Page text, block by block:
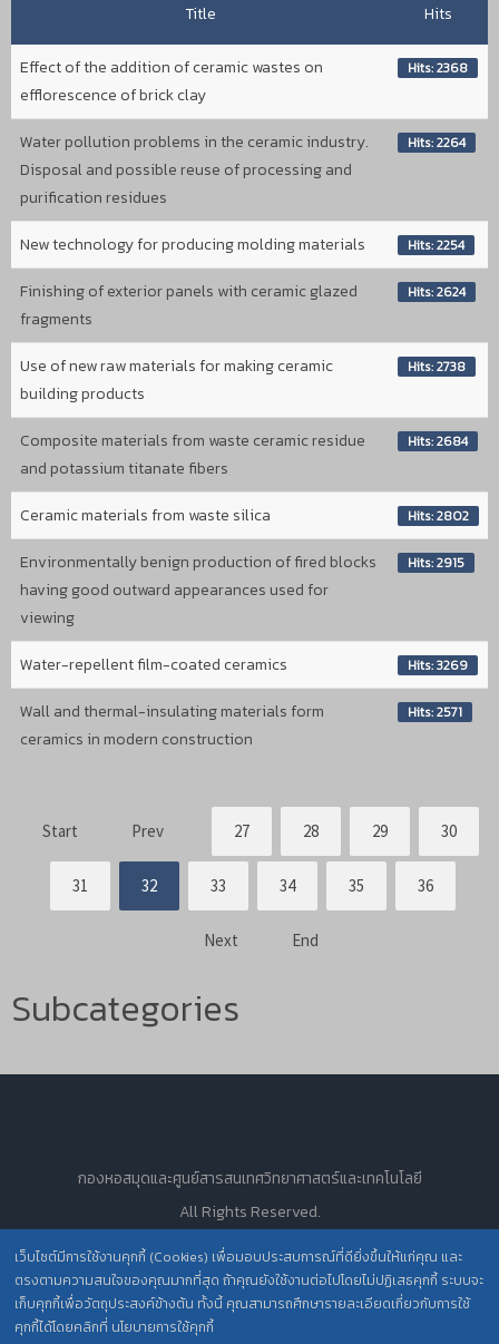
Title Hits
Effect of the addition of ceramic wastes on
efflorescence of brick clay
Hits: 2368
Water pollution problems in the ceramic industry.
Disposal and possible reuse of processing and
purification residues
Hits: 2264
New technology for producing molding materials Hits: 2254
Finishing of exterior panels with ceramic glazed
fragments
Hits: 2624
Use of new raw materials for making ceramic
building products
Hits: 2738
Composite materials from waste ceramic residue
and potassium titanate fibers
Hits: 2684
Ceramic materials from waste silica Hits: 2802
Environmentally benign production of fired blocks
having good outward appearances used for
viewing
Hits: 2915
Water-repellent film-coated ceramics Hits: 3269
Wall and thermal-insulating materials form
ceramics in modern construction
Hits: 2571
Start Prev 27 28 29 30
31 32 33 34 35 36
Next End
Subcategories
เว็บไซต์มีการใช้งานคุกกี้ (Cookies) เพื่อมอบประสบการณ์ที่ดียิ่งขึ้นให้แก่คุณ และ
ตรงตามความสนใจของคุณมากที่สุด ถ้าคุณยังใช้งานต่อไปโดยไม่ปฏิเสธคุกกี้ ระบบจะ
เก็บคุกกี้เพื่อวัตถุประสงค์ข้างต้น ทั้งนี้ คุณสามารถศึกษารายละเอียดเกี่ยวกับการใช้
คุกกี้ได้โดยคลิกที่ นโยบายการใช้คุกกี้
กองหอสมุดและศูนย์สารสนเทศวิทยาศาสตร์และเทคโนโลยี
All Rights Reserved.
นโยบายการคุ้มครองข้อมูลส่วนบุคคล วศ. /
ประกาศความเป็นส่วนตัว (Privacy Notice) สำหรับการบริการสารสนเทศ